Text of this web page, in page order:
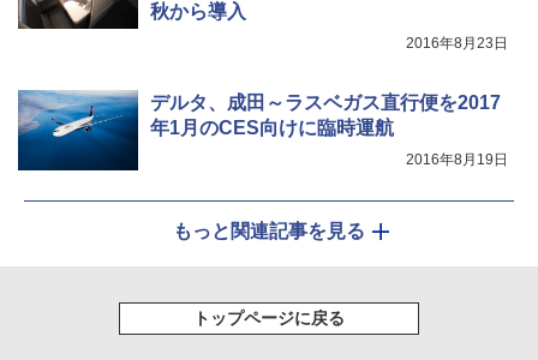
秋から導入
2016年8月23日
デルタ、成田～ラスベガス直行便を2017
年1月のCES向けに臨時運航
2016年8月19日
もっと関連記事を見る
トップページに戻る